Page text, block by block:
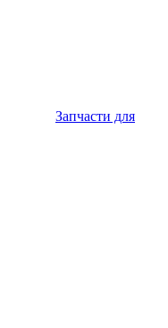
Запчасти для